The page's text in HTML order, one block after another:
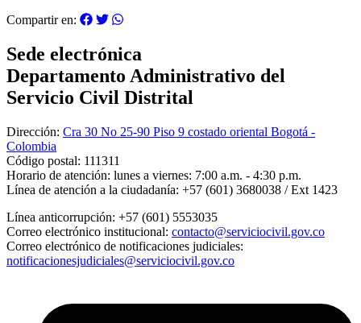
Compartir en:
Sede electrónica
Departamento Administrativo del
Servicio Civil Distrital
Dirección: Cra 30 No 25-90 Piso 9 costado oriental Bogotá -
Colombia
Código postal: 111311
Horario de atención: lunes a viernes: 7:00 a.m. - 4:30 p.m.
Línea de atención a la ciudadanía: +57 (601) 3680038 / Ext 1423
Línea anticorrupción: +57 (601) 5553035
Correo electrónico institucional: contacto@serviciocivil.gov.co
Correo electrónico de notificaciones judiciales:
notificacionesjudiciales@serviciocivil.gov.co